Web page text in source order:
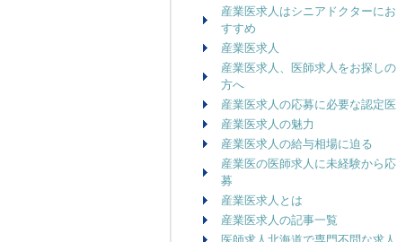
産業医求人はシニアドクターにお
すすめ
産業医求人
産業医求人、医師求人をお探しの
方へ
産業医求人の応募に必要な認定医
産業医求人の魅力
産業医求人の給与相場に迫る
産業医の医師求人に未経験から応
募
産業医求人とは
産業医求人の記事一覧